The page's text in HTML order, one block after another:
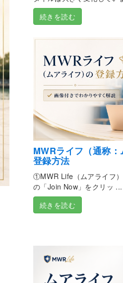
続きを読む
MWRライフ（通称
登録方法
①MWR Life（ムアライフ
の「Join Now」をクリッ ...
続きを読む